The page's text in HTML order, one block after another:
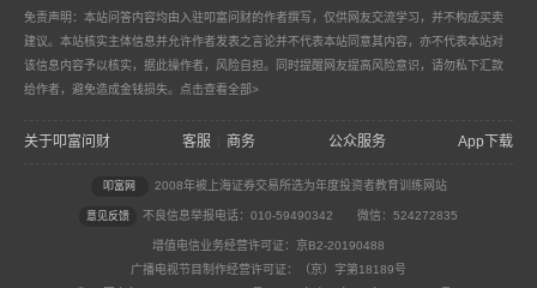
免责声明：本站问答内容均由入驻叩富问财的作者撰写，仅供网友交流学习，并不构成买卖
建议。本站核实主体信息并允许作者发表之言论并不代表本站同意其内容，亦不代表本站对
该信息内容予以核实，据此操作者，风险自担。同时提醒网友提高风险意识，请勿私下汇款
给作者，避免造成金钱损失。 点击查看全部>
关于叩富问财 客服 商务 公众服务 App下载
叩富网 2008年被上海证券交易所选为年度投资者教育训练网站
意见反馈 不良信息举报电话：010-59490342 微信：524272835
增值电信业务经营许可证：京B2-20190488
广播电视节目制作经营许可证：（京）字第18189号